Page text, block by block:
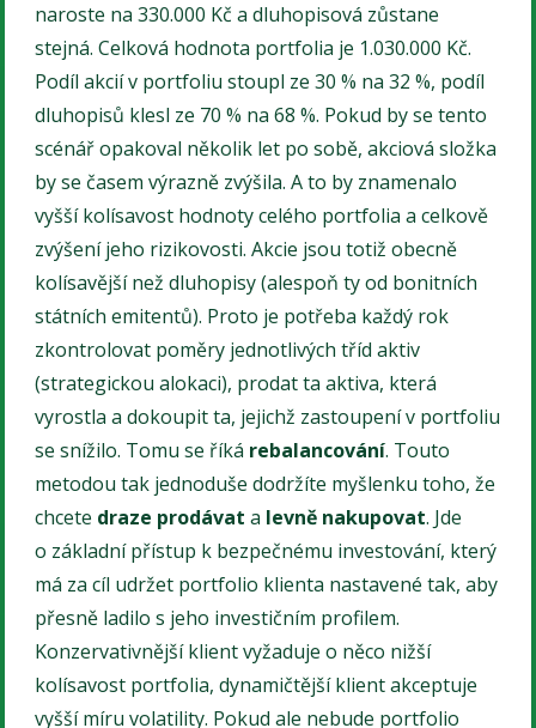
naroste na 330.000 Kč a dluhopisová zůstane
stejná. Celková hodnota portfolia je 1.030.000 Kč.
Podíl akcií v portfoliu stoupl ze 30 % na 32 %, podíl
dluhopisů klesl ze 70 % na 68 %. Pokud by se tento
scénář opakoval několik let po sobě, akciová složka
by se časem výrazně zvýšila. A to by znamenalo
vyšší kolísavost hodnoty celého portfolia a celkově
zvýšení jeho rizikovosti. Akcie jsou totiž obecně
kolísavější než dluhopisy (alespoň ty od bonitních
státních emitentů). Proto je potřeba každý rok
zkontrolovat poměry jednotlivých tříd aktiv
(strategickou alokaci), prodat ta aktiva, která
vyrostla a dokoupit ta, jejichž zastoupení v portfoliu
se snížilo. Tomu se říká rebalancování. Touto
metodou tak jednoduše dodržíte myšlenku toho, že
chcete draze prodávat a levně nakupovat. Jde
o základní přístup k bezpečnému investování, který
má za cíl udržet portfolio klienta nastavené tak, aby
přesně ladilo s jeho investičním profilem.
Konzervativnější klient vyžaduje o něco nižší
kolísavost portfolia, dynamičtější klient akceptuje
vyšší míru volatility. Pokud ale nebude portfolio